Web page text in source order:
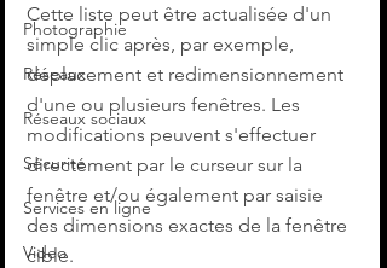
Photographie
Réseaux
Réseaux sociaux
Sécurité
Services en ligne
Video
Cette liste peut être actualisée d'un
simple clic après, par exemple,
déplacement et redimensionnement
d'une ou plusieurs fenêtres. Les
modifications peuvent s'effectuer
directement par le curseur sur la
fenêtre et/ou également par saisie
des dimensions exactes de la fenêtre
cible.